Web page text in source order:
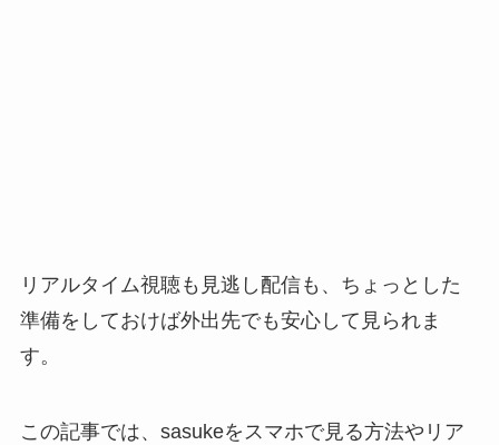
リアルタイム視聴も見逃し配信も、ちょっとした
準備をしておけば外出先でも安心して見られま
す。
この記事では、sasukeをスマホで見る方法やリア